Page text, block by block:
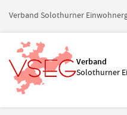
Verband Solothurner
Verband
Solothurner